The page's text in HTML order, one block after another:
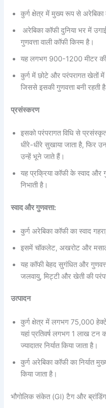
कुर्ग क्षेत्र में मुख्य रूप से अरेबिका
अरेबिका कॉफी दुनिया भर में
गुणवत्ता वाली कॉफी किस्म है।
यह लगभग 900-1200 मीटर की
कुर्ग में छोटे और परंपरागत खेतों में
जिससे इसकी गुणवत्ता बनी रहती
प्रसंस्करण
इसको परंपरागत विधि से
धीरे-धीरे सुखाया जाता है, फिर
उन्हें भूने जाते हैं।
यह प्रक्रिया कॉफी के स्वाद और
निभाती है।
स्वाद और गुणवत्ता:
कुर्ग अरेबिका कॉफी का स्वाद
इसमें चॉकलेट, अखरोट और
यह कॉफी बेहद सुगंधित और
जलवायु, मिट्टी और खेती की
उत्पादन
कुर्ग क्षेत्र में लगभग 75,000
यहां प्रतिवर्ष लगभग 1 लाख टन
ज्यादातर निर्यात किया जाता है।
कुर्ग अरेबिका कॉफी का निर्यात
किया जाता है।
भौगोलिक संकेत (GI) टैग और ब्रांडिंग